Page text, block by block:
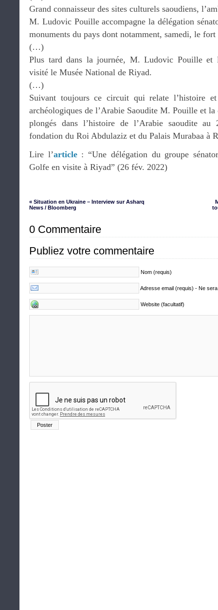
Grand connaisseur des sites culturels saoudiens,
M. Ludovic Pouille accompagne la délégation
monuments du pays dont notamment, samedi, le
(…)
Plus tard dans la journée, M. Ludovic Pouille et
visité le Musée National de Riyad.
(…)
Suivant toujours ce circuit qui relate l’histoire
archéologiques de l’Arabie Saoudite M. Pouille et la
plongés dans l’histoire de l’Arabie saoudite
fondation du Roi Abdulaziz et du Palais Murabaa à
Lire l’article: “Une délégation du groupe
Golfe en visite à Riyad” (26 fév. 2022)
« Situation en Ukraine – Interview sur Asharq
News / Bloomberg
0 Commentaire
Publiez votre commentaire
Nom (requis)
Adresse email (requis) - Ne
Website (facultatif)